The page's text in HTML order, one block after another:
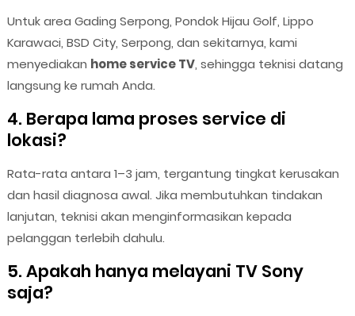
Untuk area Gading Serpong, Pondok Hijau Golf, Lippo
Karawaci, BSD City, Serpong, dan sekitarnya, kami
menyediakan home service TV, sehingga teknisi datang
langsung ke rumah Anda.
4. Berapa lama proses service di
lokasi?
Rata-rata antara 1–3 jam, tergantung tingkat kerusakan
dan hasil diagnosa awal. Jika membutuhkan tindakan
lanjutan, teknisi akan menginformasikan kepada
pelanggan terlebih dahulu.
5. Apakah hanya melayani TV Sony
saja?